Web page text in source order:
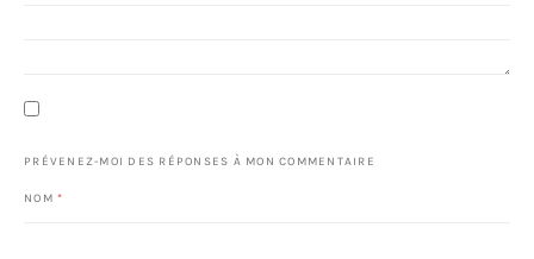
PRÉVENEZ-MOI DES RÉPONSES À MON COMMENTAIRE
NOM *